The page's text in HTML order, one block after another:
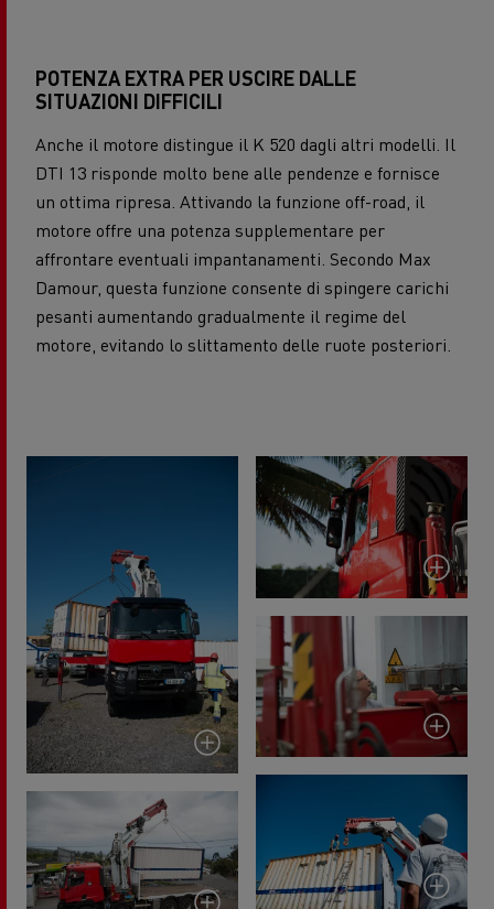
POTENZA EXTRA PER USCIRE DALLE
SITUAZIONI DIFFICILI
Anche il motore distingue il K 520 dagli altri modelli. Il
DTI 13 risponde molto bene alle pendenze e fornisce
un ottima ripresa. Attivando la funzione off-road, il
motore offre una potenza supplementare per
affrontare eventuali impantanamenti. Secondo Max
Damour, questa funzione consente di spingere carichi
pesanti aumentando gradualmente il regime del
motore, evitando lo slittamento delle ruote posteriori.